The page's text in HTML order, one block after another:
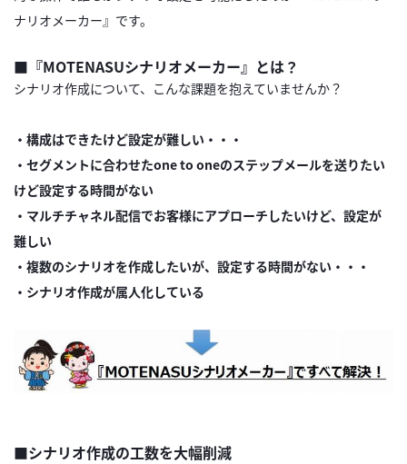
ナリオメーカー』です。
■『MOTENASUシナリオメーカー』とは？
シナリオ作成について、こんな課題を抱えていませんか？
・構成はできたけど設定が難しい・・・
・セグメントに合わせたone to oneのステップメールを送りたい
けど設定する時間がない
・マルチチャネル配信でお客様にアプローチしたいけど、設定が
難しい
・複数のシナリオを作成したいが、設定する時間がない・・・
・シナリオ作成が属人化している
■シナリオ作成の工数を大幅削減